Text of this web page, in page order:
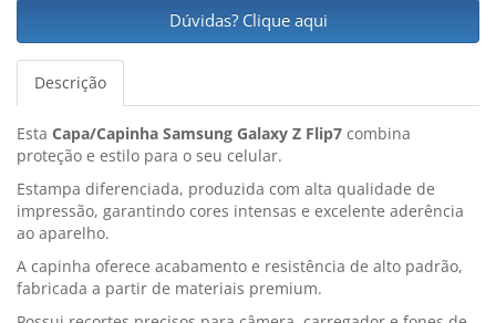
Dúvidas? Clique aqui
Descrição
Esta Capa/Capinha Samsung Galaxy Z Flip7 combina
proteção e estilo para o seu celular.
Estampa diferenciada, produzida com alta qualidade de
impressão, garantindo cores intensas e excelente aderência
ao aparelho.
A capinha oferece acabamento e resistência de alto padrão,
fabricada a partir de materiais premium.